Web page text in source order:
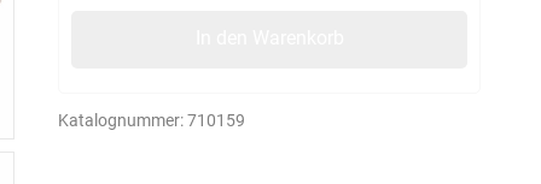
Katalognummer:710159